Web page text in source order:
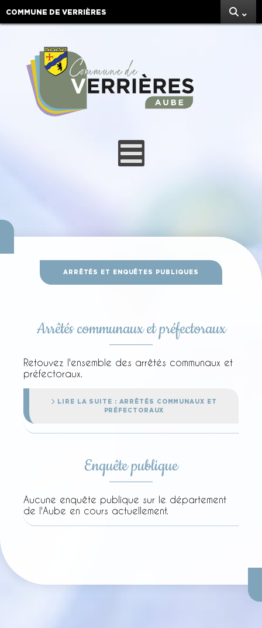
COMMUNE DE VERRIÈRES
ARRÊTÉS ET ENQUÊTES PUBLIQUES
Arrêtés communaux et préfectoraux
Retouvez l'ensemble des arrêtés communaux et
préfectoraux.
LIRE LA SUITE : ARRÊTÉS COMMUNAUX ET
PRÉFECTORAUX
Enquête publique
Aucune enquête publique sur le département
de l'Aube en cours actuellement.